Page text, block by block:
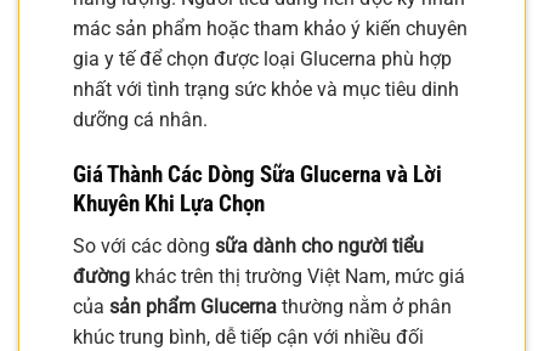
mác sản phẩm hoặc tham khảo ý kiến chuyên
gia y tế để chọn được loại Glucerna phù hợp
nhất với tình trạng sức khỏe và mục tiêu dinh
dưỡng cá nhân.
Giá Thành Các Dòng Sữa Glucerna và Lời
Khuyên Khi Lựa Chọn
So với các dòng sữa dành cho người tiểu
đường khác trên thị trường Việt Nam, mức giá
của sản phẩm Glucerna thường nằm ở phân
khúc trung bình, dễ tiếp cận với nhiều đối